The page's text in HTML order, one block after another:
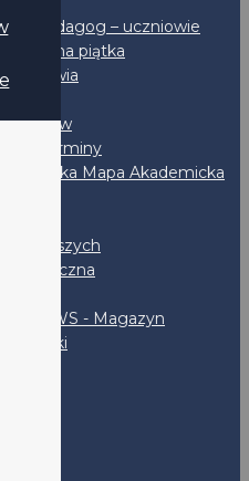
i Pedagog – uczniowie
piątka
zdrowia
terminy
Mapa Akademicka
Pierwszych
V NEWS - Magazyn